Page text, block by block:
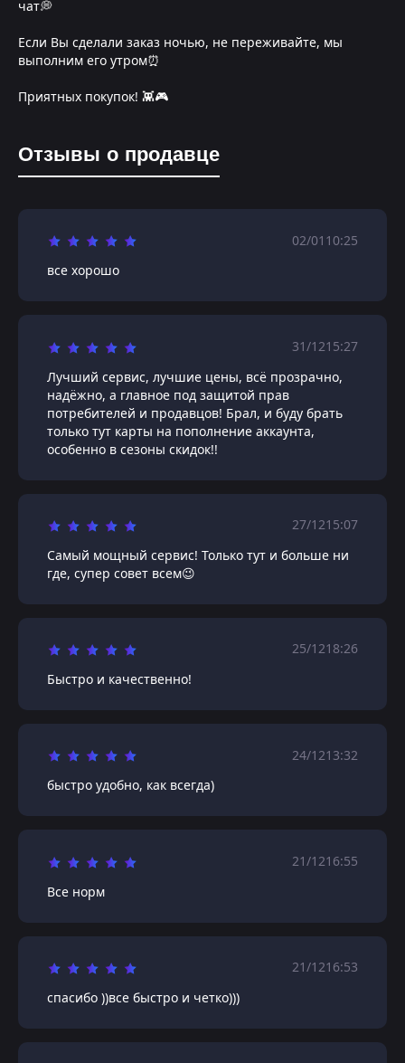
чат💭
Если Вы сделали заказ ночью, не переживайте, мы
выполним его утром⏰
Приятных покупок! 👾🎮
Отзывы о продавце
02/01 10:25
все хорошо
31/1215:27
Лучший сервис, лучшие цены, всё прозрачно,
надёжно, а главное под защитой прав
потребителей и продавцов! Брал, и буду брать
только тут карты на пополнение аккаунта,
особенно в сезоны скидок!!
27/1215:07
Самый мощный сервис! Только тут и больше ни
где, супер совет всем😉
25/1218:26
Быстро и качественно!
24/1213:32
быстро удобно, как всегда)
21/1216:55
Все норм
21/1216:53
спасибо ))все быстро и четко)))